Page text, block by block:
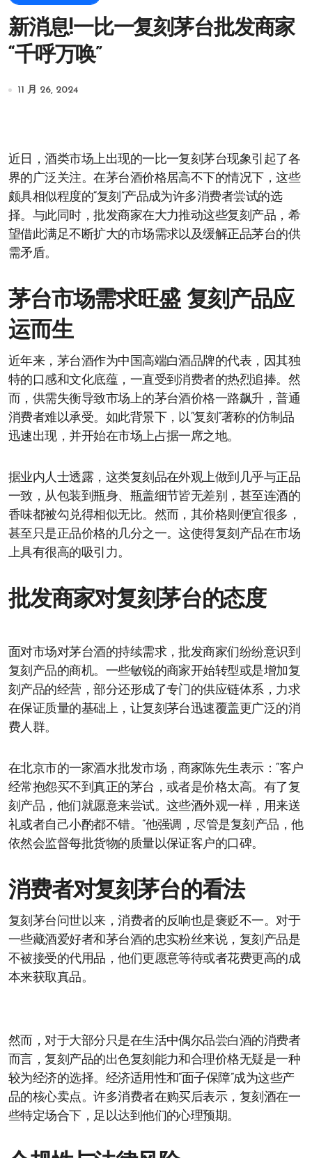
新消息!一比一复刻茅台批发商家
“千呼万唤”
11 月 26, 2024
近日，酒类市场上出现的一比一复刻茅台现象引起了各
界的广泛关注。在茅台酒价格居高不下的情况下，这些
颇具相似程度的“复刻”产品成为许多消费者尝试的选
择。与此同时，批发商家在大力推动这些复刻产品，希
望借此满足不断扩大的市场需求以及缓解正品茅台的供
需矛盾。
茅台市场需求旺盛 复刻产品应
运而生
近年来，茅台酒作为中国高端白酒品牌的代表，因其独
特的口感和文化底蕴，一直受到消费者的热烈追捧。然
而，供需失衡导致市场上的茅台酒价格一路飙升，普通
消费者难以承受。如此背景下，以“复刻”著称的仿制品
迅速出现，并开始在市场上占据一席之地。
据业内人士透露，这类复刻品在外观上做到几乎与正品
一致，从包装到瓶身、瓶盖细节皆无差别，甚至连酒的
香味都被勾兑得相似无比。然而，其价格则便宜很多，
甚至只是正品价格的几分之一。这使得复刻产品在市场
上具有很高的吸引力。
批发商家对复刻茅台的态度
面对市场对茅台酒的持续需求，批发商家们纷纷意识到
复刻产品的商机。一些敏锐的商家开始转型或是增加复
刻产品的经营，部分还形成了专门的供应链体系，力求
在保证质量的基础上，让复刻茅台迅速覆盖更广泛的消
费人群。
在北京市的一家酒水批发市场，商家陈先生表示：“客户
经常抱怨买不到真正的茅台，或者是价格太高。有了复
刻产品，他们就愿意来尝试。这些酒外观一样，用来送
礼或者自己小酌都不错。”他强调，尽管是复刻产品，他
依然会监督每批货物的质量以保证客户的口碑。
消费者对复刻茅台的看法
复刻茅台问世以来，消费者的反响也是褒贬不一。对于
一些藏酒爱好者和茅台酒的忠实粉丝来说，复刻产品是
不被接受的代用品，他们更愿意等待或者花费更高的成
本来获取真品。
然而，对于大部分只是在生活中偶尔品尝白酒的消费者
而言，复刻产品的出色复刻能力和合理价格无疑是一种
较为经济的选择。经济适用性和“面子保障”成为这些产
品的核心卖点。许多消费者在购买后表示，复刻酒在一
些特定场合下，足以达到他们的心理预期。